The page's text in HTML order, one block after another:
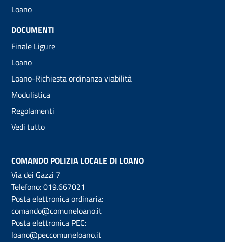
Loano
DOCUMENTI
Finale Ligure
Loano
Loano-Richiesta ordinanza viabilità
Modulistica
Regolamenti
Vedi tutto
COMANDO POLIZIA LOCALE DI LOANO
Via dei Gazzi 7
Telefono:019.667021
Posta elettronica ordinaria:
comando@comuneloano.it
Posta elettronica PEC:
loano@peccomuneloano.it